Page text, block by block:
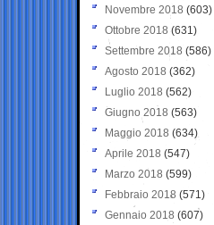
Novembre 2018 (603)
Ottobre 2018 (631)
Settembre 2018 (586)
Agosto 2018 (362)
Luglio 2018 (562)
Giugno 2018 (563)
Maggio 2018 (634)
Aprile 2018 (547)
Marzo 2018 (599)
Febbraio 2018 (571)
Gennaio 2018 (607)